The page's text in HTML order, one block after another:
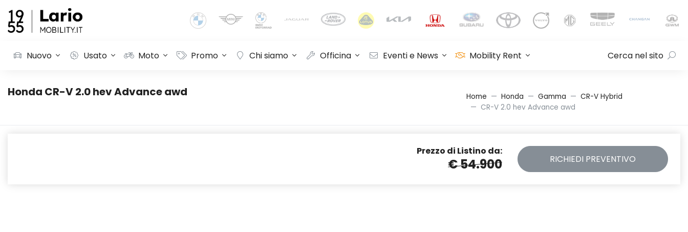
Nuovo Usato Moto Promo Chi siamo Officina Eventi e News Mobility Rent Cerca nel sito
Honda CR-V 2.0 hev Advance awd Home Honda Gamma
CR-V Hybrid
CR-V 2.0 hev Advance awd
Prezzo di Listino da:
€ 54.900 RICHIEDI PREVENTIVO